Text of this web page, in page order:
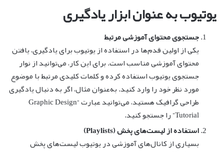
یوتیوب به عنوان ابزار یادگیری
جستجوی محتوای آموزشی مرتبط
یکی از اولین قدم‌ها در استفاده از یوتیوب برای یادگیری، یافتن
محتوای آموزشی مناسب است. برای این کار، می‌توانید از نوار
جستجوی یوتیوب استفاده کرده و کلمات کلیدی مرتبط با موضوع
مورد نظر خود را وارد کنید. به‌عنوان مثال، اگر به دنبال یادگیری
طراحی گرافیک هستید، می‌توانید عبارت “Graphic Design
Tutorial” را جستجو کنید.
استفاده از لیست‌های پخش (Playlists)
بسیاری از کانال‌های آموزشی در یوتیوب لیست‌های پخش